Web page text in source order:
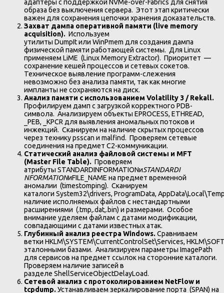
адаптеры с поддержкой NVMe-over-Fabrics для снятия
образа без выключения сервера. Этот этап критически
важен для сохранения цепочки хранения доказательств.
Захват дампа оперативной памяти (live memory
acquisition). Используем
утилиты DumpIt или WinPmem для создания дампа
физической памяти работающей системы. Для Linux
применяем LiME (Linux Memory Extractor). Приоритет —
сохранение кешей процессов и сетевых сокетов.
Техническое выявление программ-слежения
невозможно без анализа памяти, так как многие
импланты не сохраняются на диск.
Анализ памяти с использованием Volatility 3 / Rekall.
Профилируем дамп с загрузкой корректного PDB-
символа. Анализируем объекты EPROCESS, ETHREAD,
_PEB, _KPCR для выявления аномальных потоков и
инжекций. Сканируем на наличие скрытых процессов
через технику psscan и malfind. Проверяем сетевые
соединения на предмет C2-коммуникации.
Статический анализ файловой системы и MFT
(Master File Table). Проверяем
атрибуты STANDARDINFORMATIONиSTANDARDI
NFORMATIONиFILE_NAME на предмет временной
аномалии (timestomping). Сканируем
каталоги System32\drivers, ProgramData,
наличие исполняемых файлов с нестандартными
расширениями (.tmp,.dat,.bin) и размерами. Особое
внимание уделяем файлам с датами модификации,
совпадающими с датами известных атак.
Глубинный анализ реестра Windows.Сравниваем
ветки HKLM\SYSTEM\CurrentControlSet\Services,
эталонными базами. Анализируем параметры ImagePath
для сервисов на предмет ссылок на сторонние каталоги.
Проверяем наличие записей в
разделе ShellServiceObjectDelayLoad.
Сетевой анализ с протоколированием NetFlow и
tcpdump.Устанавливаем зеркалирование порта (SPAN) на